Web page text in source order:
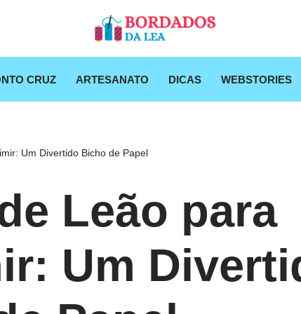
CRUZ ARTESANATO DICAS WEBSTORIES
Um Divertido Bicho de Papel
Leão para
Um